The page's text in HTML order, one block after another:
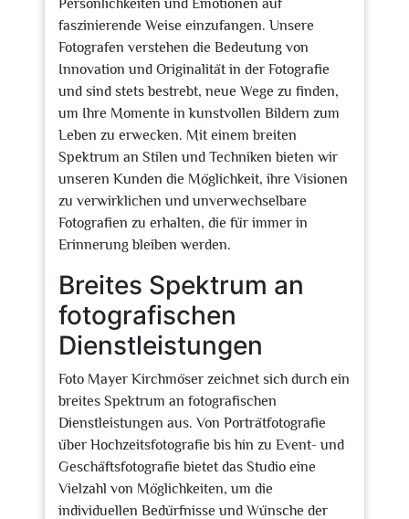
Persönlichkeiten und Emotionen auf
faszinierende Weise einzufangen. Unsere
Fotografen verstehen die Bedeutung von
Innovation und Originalität in der Fotografie
und sind stets bestrebt, neue Wege zu finden,
um Ihre Momente in kunstvollen Bildern zum
Leben zu erwecken. Mit einem breiten
Spektrum an Stilen und Techniken bieten wir
unseren Kunden die Möglichkeit, ihre Visionen
zu verwirklichen und unverwechselbare
Fotografien zu erhalten, die für immer in
Erinnerung bleiben werden.
Breites Spektrum an
fotografischen
Dienstleistungen
Foto Mayer Kirchmöser zeichnet sich durch ein
breites Spektrum an fotografischen
Dienstleistungen aus. Von Porträtfotografie
über Hochzeitsfotografie bis hin zu Event- und
Geschäftsfotografie bietet das Studio eine
Vielzahl von Möglichkeiten, um die
individuellen Bedürfnisse und Wünsche der